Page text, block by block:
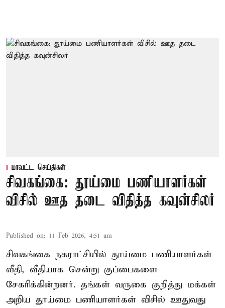
மாவட்ட செய்திகள்
சிவகங்கை: தூய்மை பணியாளர்கள்
விசில் ஊத தடை விதித்த கவுன்சிலர்
Published on: 11 Feb 2026, 4:51 am
சிவகங்கை நகராட்சியில் தூய்மை பணியாளர்கள்
வீதி, வீதியாக சென்று குப்பைகளை
சேகரிக்கின்றனர். தங்கள் வருகை குறித்து மக்கள்
அறிய தூய்மை பணியாளர்கள் விசில் ஊதுவது